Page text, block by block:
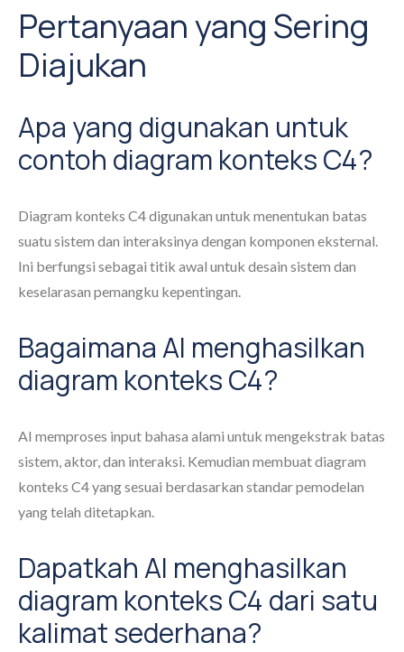
Pertanyaan yang Sering
Diajukan
Apa yang digunakan untuk
contoh diagram konteks C4?
Diagram konteks C4 digunakan untuk menentukan batas
suatu sistem dan interaksinya dengan komponen eksternal.
Ini berfungsi sebagai titik awal untuk desain sistem dan
keselarasan pemangku kepentingan.
Bagaimana AI menghasilkan
diagram konteks C4?
AI memproses input bahasa alami untuk mengekstrak batas
sistem, aktor, dan interaksi. Kemudian membuat diagram
konteks C4 yang sesuai berdasarkan standar pemodelan
yang telah ditetapkan.
Dapatkah AI menghasilkan
diagram konteks C4 dari satu
kalimat sederhana?